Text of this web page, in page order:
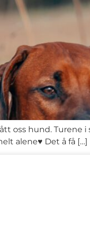
oss hund. Turene i
alene♥ Det å få […]